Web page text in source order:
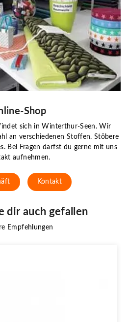
Shop
sich in Winterthur-Seen. Wir
an verschiedenen Stoffen. Stöbere
Bei Fragen darfst du gerne mit uns
aufnehmen.
Kontakt
dir auch gefallen
Empfehlungen